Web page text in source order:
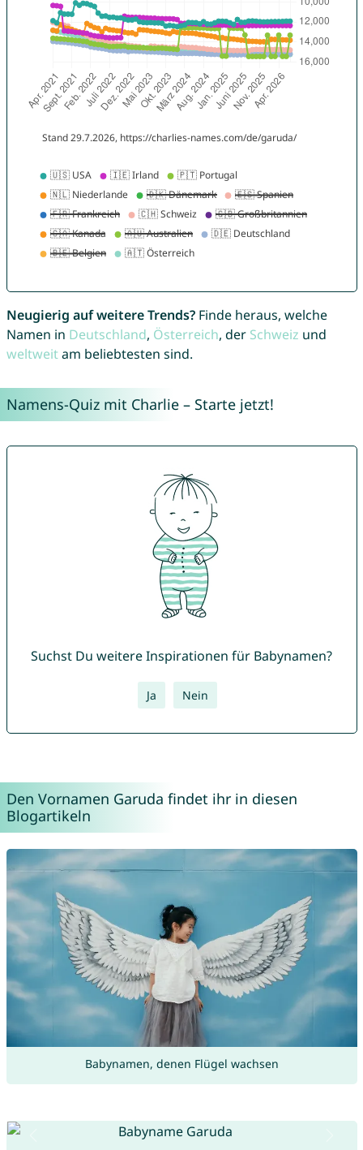
Neugierig auf weitere Trends?Finde heraus, welche
Namen in Deutschland, Österreich, der Schweiz und
weltweitam beliebtesten sind.
Namens-Quiz mit Charlie – Starte jetzt!
Suchst Du weitere Inspirationen für Babynamen?
Ja Nein
Den Vornamen Garuda findet ihr in diesen
Blogartikeln
Babynamen, denen Flügel wachsen